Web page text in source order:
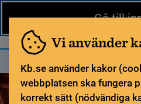
Gå till
Vi använder
Kb.se använder kakor
webbplatsen ska fungera
korrekt sätt (nödvändiga